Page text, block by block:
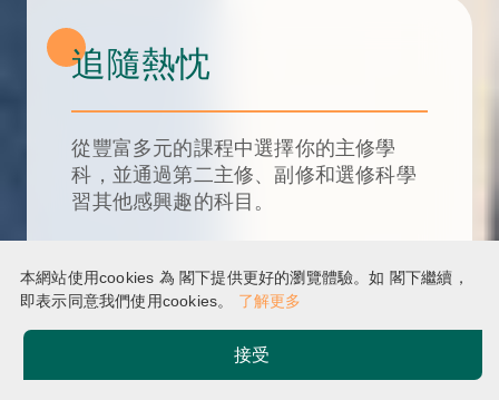
追隨熱忱
從豐富多元的課程中選擇你的主修學
科，並通過第二主修、副修和選修科學
習其他感興趣的科目。
了解更多
接受
本網站使用cookies 為 閣下提供更好的瀏覽體驗。如 閣下繼續，
即表示同意我們使用cookies。 了解更多